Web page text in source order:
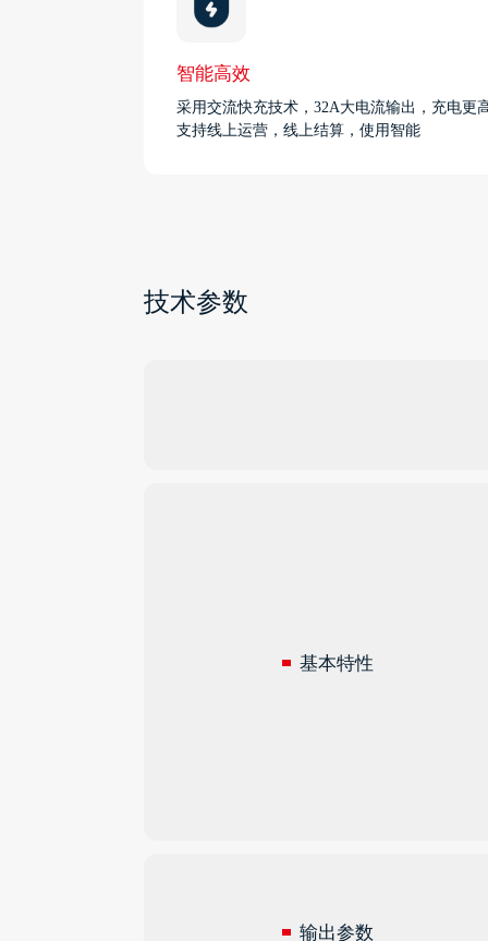
智能高效
采用交流快充技术，32A大电流输出，充电更
支持线上运营，线上结算，使用智能
技术参数
基本特性
输出参数